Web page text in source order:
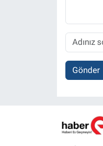
Gönder